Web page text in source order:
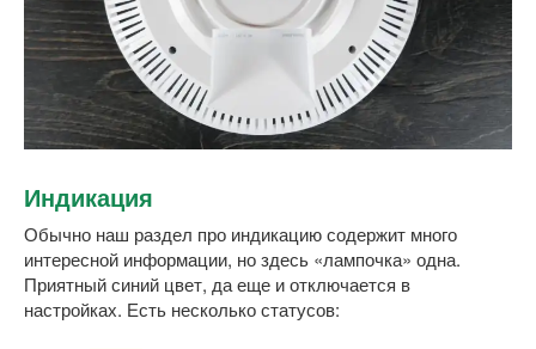
Индикация
Обычно наш раздел про индикацию содержит много
интересной информации, но здесь «лампочка» одна.
Приятный синий цвет, да еще и отключается в
настройках. Есть несколько статусов: